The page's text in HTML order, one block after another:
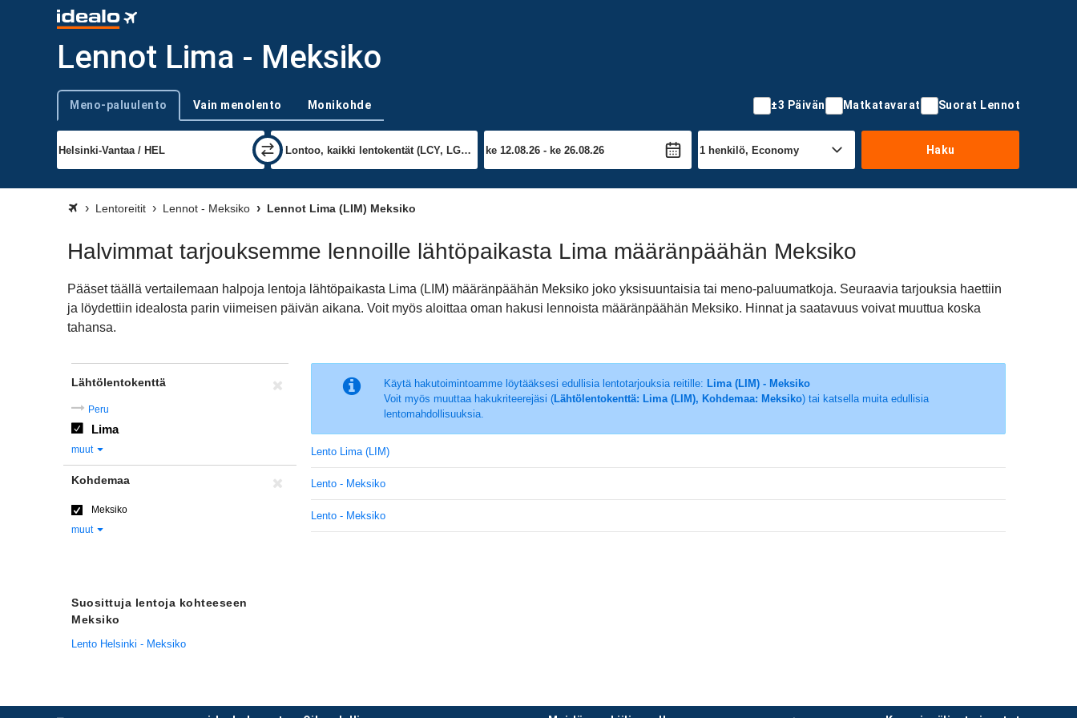
Lennot Lima - Meksiko
Trip type
Meno-paluulento Vain menolento Monikohde ±3 Päivän Matkatavarat Suorat Lennot
Haku
Lentoreitit Lennot - Meksiko Lennot Lima (LIM) Meksiko
Halvimmat tarjouksemme lennoille lähtöpaikasta Lima määränpäähän Meksiko
Pääset täällä vertailemaan halpoja lentoja lähtöpaikasta Lima (LIM) määränpäähän Meksiko joko yksisuuntaisia tai meno-paluumatkoja. Seuraavia tarjouksia haettiin
ja löydettiin idealosta parin viimeisen päivän aikana. Voit myös aloittaa oman hakusi lennoista määränpäähän Meksiko. Hinnat ja saatavuus voivat muuttua koska
tahansa.
Käytä hakutoimintoamme löytääksesi edullisia lentotarjouksia reitille: Lima (LIM) - Meksiko
Voit myös muuttaa hakukriteerejäsi (Lähtölentokenttä: Lima (LIM), Kohdemaa: Meksiko) tai katsella muita edullisia
lentomahdollisuuksia.
Lento Lima (LIM)
Lento - Meksiko
Lento - Meksiko
Lähtölentokenttä
Peru
Lima
muut
Kohdemaa
Meksiko
muut
Suosittuja lentoja kohteeseen
Meksiko
Lento Helsinki - Meksiko